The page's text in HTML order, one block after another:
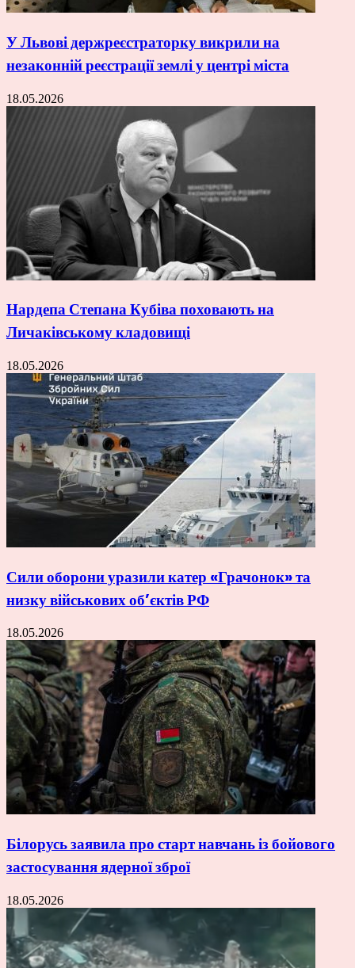
У Львові держреєстраторку викрили на
незаконній реєстрації землі у центрі міста
18.05.2026
Нардепа Степана Кубіва поховають на
Личаківському кладовищі
18.05.2026
Сили оборони уразили катер «Грачонок» та
низку військових об’єктів РФ
18.05.2026
Білорусь заявила про старт навчань із бойового
застосування ядерної зброї
18.05.2026